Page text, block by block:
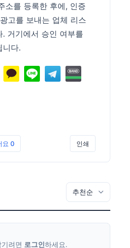
소를 등록한 후에, 인증
고를 보내는 업체 리스
. 거기에서 승인 여부를
니다.
요 0 인쇄
려면 로그인하세요.